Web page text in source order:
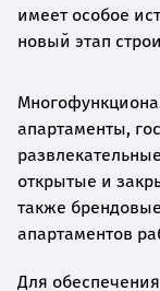
имеет особое
новый этап
апартаменты,
открытые и
также
апартаментов
Для